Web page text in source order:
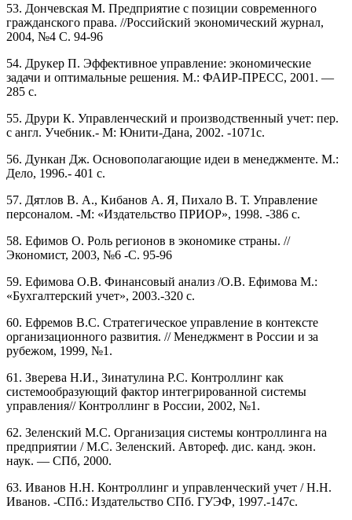
53. Дончевская М. Предприятие с позиции современного
гражданского права. //Российский экономический журнал,
2004, №4 С. 94-96
54. Друкер П. Эффективное управление: экономические
задачи и оптимальные решения. М.: ФАИР-ПРЕСС, 2001. —
285 с.
55. Друри К. Управленческий и производственный учет: пер.
с англ. Учебник.- М: Юнити-Дана, 2002. -1071с.
56. Дункан Дж. Основополагающие идеи в менеджменте. М.:
Дело, 1996.- 401 с.
57. Дятлов В. А., Кибанов А. Я, Пихало В. Т. Управление
персоналом. -М: «Издательство ПРИОР», 1998. -386 с.
58. Ефимов О. Роль регионов в экономике страны. //
Экономист, 2003, №6 -С. 95-96
59. Ефимова О.В. Финансовый анализ /О.В. Ефимова М.:
«Бухгалтерский учет», 2003.-320 с.
60. Ефремов B.C. Стратегическое управление в контексте
организационного развития. // Менеджмент в России и за
рубежом, 1999, №1.
61. Зверева Н.И., Зинатулина Р.С. Контроллинг как
системообразующий фактор интегрированной системы
управления// Контроллинг в России, 2002, №1.
62. Зеленский М.С. Организация системы контроллинга на
предприятии / М.С. Зеленский. Автореф. дис. канд. экон.
наук. — СПб, 2000.
63. Иванов Н.Н. Контроллинг и управленческий учет / Н.Н.
Иванов. -СПб.: Издательство СПб. ГУЭФ, 1997.-147с.